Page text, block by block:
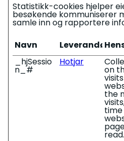
Statistikk-cookies hjelper
besøkende kommuniserer
samle inn og rapportere
Navn
Leverandør
_hjSessio
n_#
Hotjar
on
the
read.